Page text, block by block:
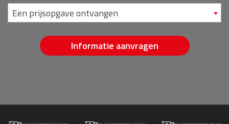
Een prijsopgave ontvangen
Informatie aanvragen